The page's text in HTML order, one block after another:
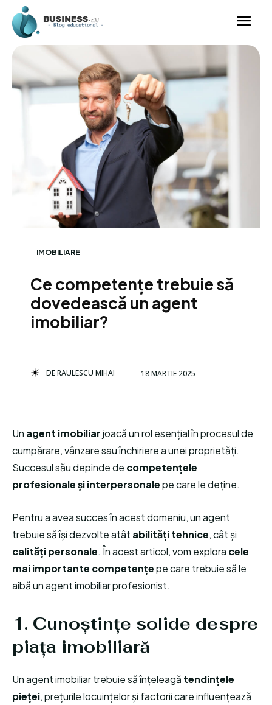
IMOBILIARE
Ce competențe trebuie să
dovedească un agent
imobiliar?
DERAULESCU MIHAI 18 MARTIE 2025
Un agent imobiliarjoacă un rol esențial în procesul de
cumpărare, vânzare sau închiriere a unei proprietăți.
Succesul său depinde de competențele
profesionale și interpersonalepe care le deține.
Pentru a avea succes în acest domeniu, un agent
trebuie să își dezvolte atât abilități tehnice, cât și
calități personale. În acest articol, vom explora cele
mai importante competențepe care trebuie să le
aibă un agent imobiliar profesionist.
1. Cunoștințe solide despre
piața imobiliară
Un agent imobiliar trebuie să înțeleagă tendințele
pieței, prețurile locuințelor și factorii care influențează